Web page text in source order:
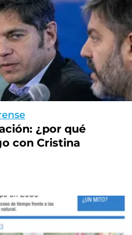
¿por qué
con Cristina